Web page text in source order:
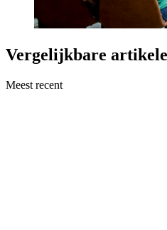
Vergelijkbare
Meest recent